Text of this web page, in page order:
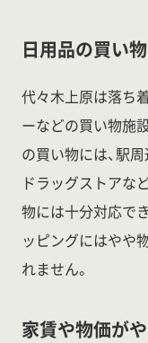
日用品の買い
代々木上原は落ち
ーなどの買い物施
の買い物には、駅
ドラッグストアな
物には十分対応で
ッピングにはやや
れません。
家賃や物価が